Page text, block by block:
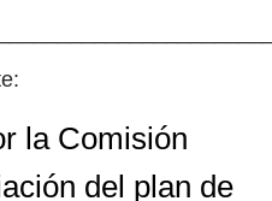
la Comisión
del plan de